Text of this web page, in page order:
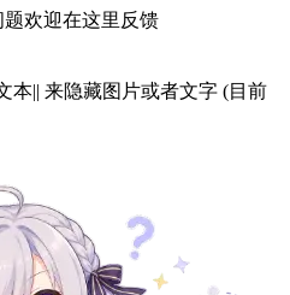
欢迎在这里反馈
本|| 来隐藏图片或者文字 (目前